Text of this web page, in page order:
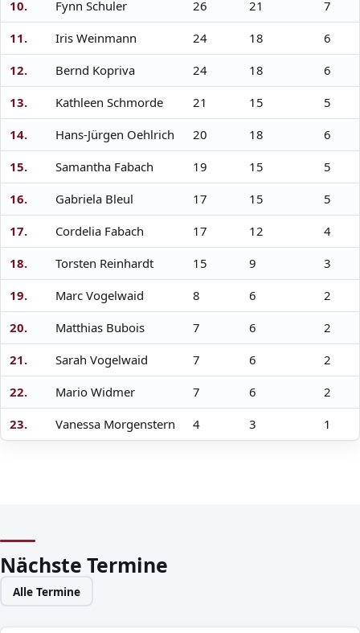
10. Fynn Schuler 26 21
7
11.
Iris Weinmann 24 18
6
12.
Bernd Kopriva 24 18
6
13.
Kathleen Schmorde 21 15
5
14.
Hans-Jürgen Oehlrich 20 18
6
15.
Samantha Fabach 19 15
5
16.
Gabriela Bleul 17 15
5
17.
Cordelia Fabach 17 12
4
18.
Torsten Reinhardt 15 9
3
19.
Marc Vogelwaid 8 6
2
20.
Matthias Bubois 7 6
2
21.
Sarah Vogelwaid 7 6
2
22.
Mario Widmer 7 6
2
23.
Vanessa Morgenstern 4 3 1
Nächste Termine
Alle Termine